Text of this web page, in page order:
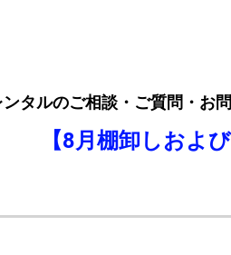
ンタルのご相談・ご質問・お
【8月棚卸しおよ